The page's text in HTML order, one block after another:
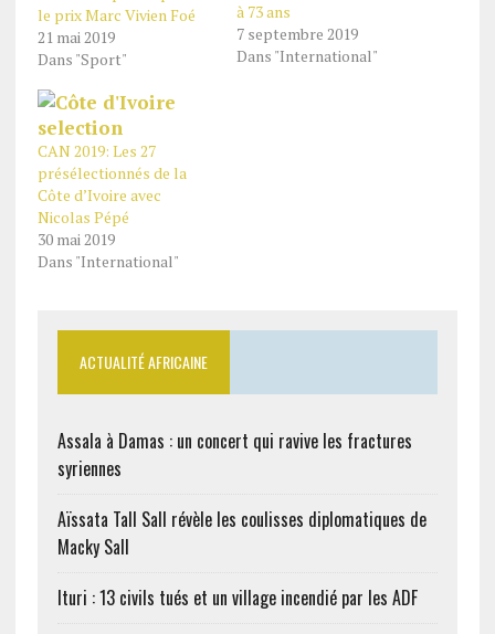
le prix Marc Vivien Foé
21 mai 2019
Dans "Sport"
à 73 ans
7 septembre 2019
Dans "International"
CAN 2019: Les 27
présélectionnés de la
Côte d’Ivoire avec
Nicolas Pépé
30 mai 2019
Dans "International"
ACTUALITÉ AFRICAINE
Assala à Damas : un concert qui ravive les fractures
syriennes
Aïssata Tall Sall révèle les coulisses diplomatiques de
Macky Sall
Ituri : 13 civils tués et un village incendié par les ADF